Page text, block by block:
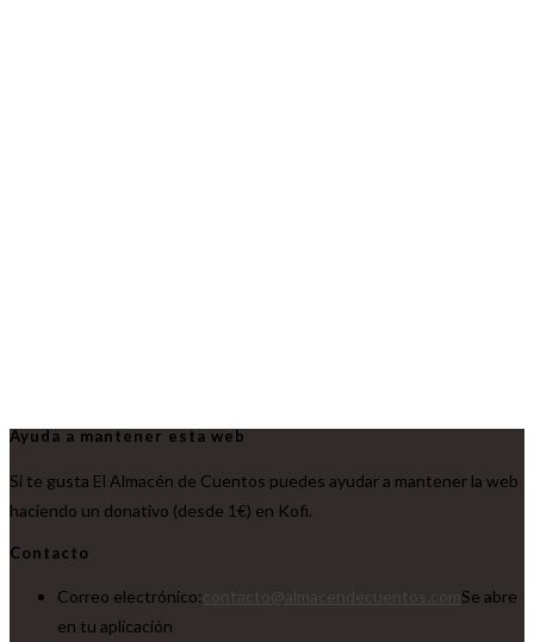
Ayuda a mantener esta web
Si te gusta El Almacén de Cuentos puedes ayudar a mantener la web
haciendo un donativo (desde 1€) en Kofi.
Contacto
Correo electrónico:
Se abre
en tu aplicación